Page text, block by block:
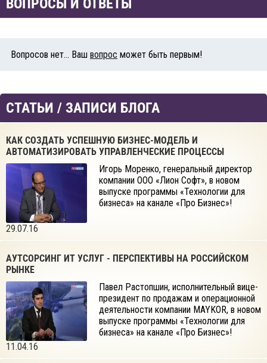
ВОПРОСЫ И ОТВЕТЫ
Вопросов нет... Ваш вопрос может быть первым!
СТАТЬИ / ЗАПИСИ БЛОГА
КАК СОЗДАТЬ УСПЕШНУЮ БИЗНЕС-МОДЕЛЬ И
АВТОМАТИЗИРОВАТЬ УПРАВЛЕНЧЕСКИЕ ПРОЦЕССЫ
29.07.16
Игорь Моренко, генеральный директор
компании ООО «Лион Софт», в новом
выпуске программы «Технологии для
бизнеса» на канале «Про Бизнес»!
АУТСОРСИНГ ИТ УСЛУГ - ПЕРСПЕКТИВЫ НА РОССИЙСКОМ
РЫНКЕ
11.04.16
Павел Растопшин, исполнительный вице-
президент по продажам и операционной
деятельности компании MAYKOR, в новом
выпуске программы «Технологии для
бизнеса» на канале «Про Бизнес»!